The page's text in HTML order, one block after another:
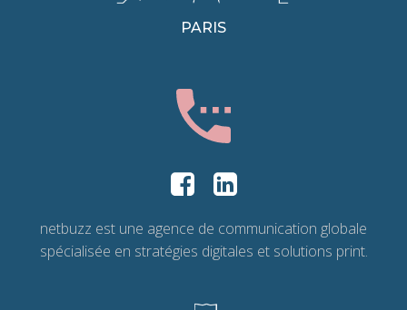
PARIS
netbuzz est une agence de communication globale
spécialisée en stratégies digitales et solutions print.